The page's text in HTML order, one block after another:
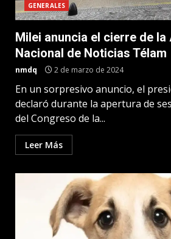
GENERALES
Milei anuncia el cierre de la
Nacional de Noticias Télam
nmdq 2 de marzo de 2024
En un sorpresivo anuncio, el
declaró durante la apertura de
del Congreso de la...
Leer Más